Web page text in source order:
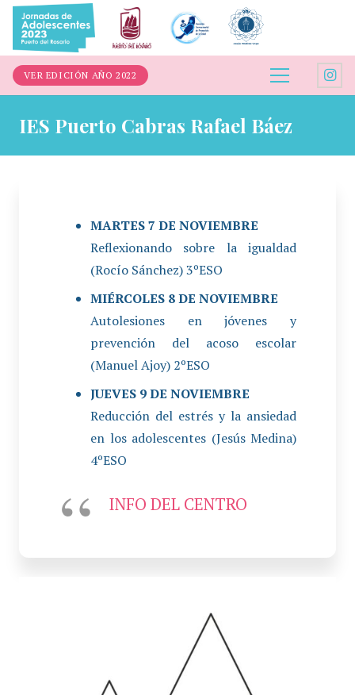
VER EDICIÓN AÑO 2022
IES Puerto Cabras Rafael Báez
MARTES 7 DE NOVIEMBRE
Reflexionando sobre la igualdad
(Rocío Sánchez) 3ºESO
MIÉRCOLES 8 DE NOVIEMBRE
Autolesiones en jóvenes y
prevención del acoso escolar
(Manuel Ajoy) 2ºESO
JUEVES 9 DE NOVIEMBRE
Reducción del estrés y la ansiedad
en los adolescentes (Jesús Medina)
4ºESO
INFO DEL CENTRO